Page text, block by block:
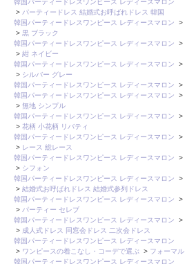
韓国パーティードレスワンピース レディースマロン
> パーティードレス 結婚式お呼ばれドレス 韓国
韓国パーティードレスワンピース レディースマロン
>
> 黒 ブラック
韓国パーティードレスワンピース レディースマロン
>
> 紺 ネイビー
韓国パーティードレスワンピース レディースマロン
>
> シルバー グレー
韓国パーティードレスワンピース レディースマロン
>
韓国パーティードレスワンピース レディースマロン
>
> 無地 シンプル
韓国パーティードレスワンピース レディースマロン
>
> 花柄 小花柄 リバティ
韓国パーティードレスワンピース レディースマロン
>
> レース 総レース
韓国パーティードレスワンピース レディースマロン
>
> シフォン
韓国パーティードレスワンピース レディースマロン
>
> 結婚式お呼ばれドレス 結婚式参列ドレス
韓国パーティードレスワンピース レディースマロン
>
> パーティー セレブ
韓国パーティードレスワンピース レディースマロン
>
> 成人式ドレス 同窓会ドレス 二次会ドレス
韓国パーティードレスワンピース レディースマロン
> ワンピースの着こなし・コーデで選ぶ > フォーマル
韓国パーティードレスワンピース レディースマロン